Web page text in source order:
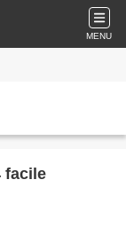
MENU
facile